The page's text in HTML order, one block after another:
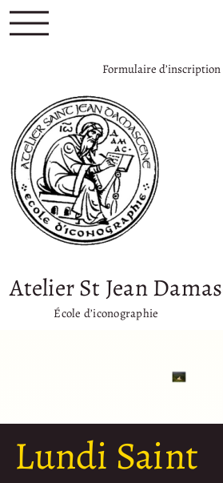
Formulaire d’inscription
Atelier St Jean
École d’iconographie
Lundi Saint